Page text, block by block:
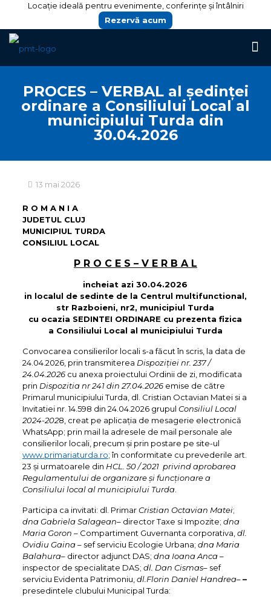
Locație ideală pentru evenimente, conferințe și întâlniri
Rezervă acum
PROCES – VERBAL al ședinței
ordinare a Consiliului Local al
municipiului Turda din
30.04.2026
13 mai 2026
R O M A N I A
JUDETUL CLUJ
MUNICIPIUL TURDA
CONSILIUL LOCAL
P R O C E S – V E R B A L
incheiat azi 30.04.2026
in localul de sedinte de la Centrul multifunctional,
str Razboieni, nr2, municipiul Turda
cu ocazia SEDINTEI ORDINARE cu prezenta fizica
a Consiliului Local al municipiului Turda
Convocarea consilierilor locali s-a făcut în scris, la data de
24.04.2026, prin transmiterea Dispoziţiei nr. 237 /
24.04.2026cu anexa proiectului Ordinii de zi, modificata
prin Dispozitia nr 241 din 27.04.2026 emise de către
Primarul municipiului Turda, dl. Cristian Octavian Matei si a
Invitatiei nr. 14.598 din 24.04.2026 grupul Consiliul Local
2024-2028, creat pe aplicația de mesagerie electronică
WhatsApp; prin mail la adresele de mail personale ale
consilierilor locali, precum și prin postare pe site-ul
www.primariaturda.ro; în conformitate cu prevederile art.
23 și urmatoarele din HCL. 50 / 2021 privind aprobarea
Regulamentului de organizare și funcționare a
Consiliului local al municipiului Turda.
Participa ca invitati: dl. PrimarCristian Octavian Matei;
dna Gabriela Salagean– director Taxe si Impozite; dna
Maria Goron – Compartiment Guvernanta corporativa, dl.
Ovidiu Gaina– sef serviciu Ecologie Urbana; dna Maria
Balahura– director adjunct DAS; dna Ioana Anca–
inspector de specialitate DAS; dl. Dan Cismas– sef
serviciu Evidenta Patrimoniu, dl.Florin Daniel Handrea––
presedintele clubului Municipal Turda: